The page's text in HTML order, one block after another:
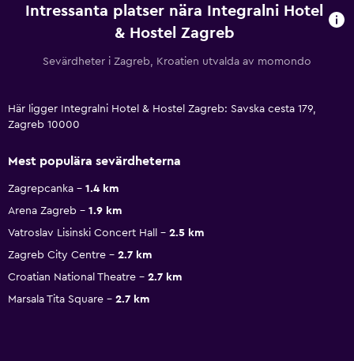
Intressanta platser nära Integralni Hotel
& Hostel Zagreb
Sevärdheter i Zagreb, Kroatien utvalda av momondo
Här ligger Integralni Hotel & Hostel Zagreb: Savska cesta 179,
Zagreb 10000
Mest populära sevärdheterna
Zagrepcanka
1.4 km
Arena Zagreb
1.9 km
Vatroslav Lisinski Concert Hall
2.5 km
Zagreb City Centre
2.7 km
Croatian National Theatre
2.7 km
Marsala Tita Square
2.7 km